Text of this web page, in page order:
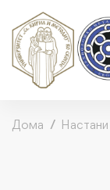
Дома Настани